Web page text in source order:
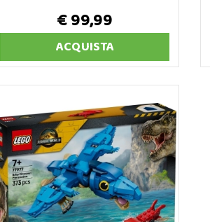
€ 99,99
ACQUISTA